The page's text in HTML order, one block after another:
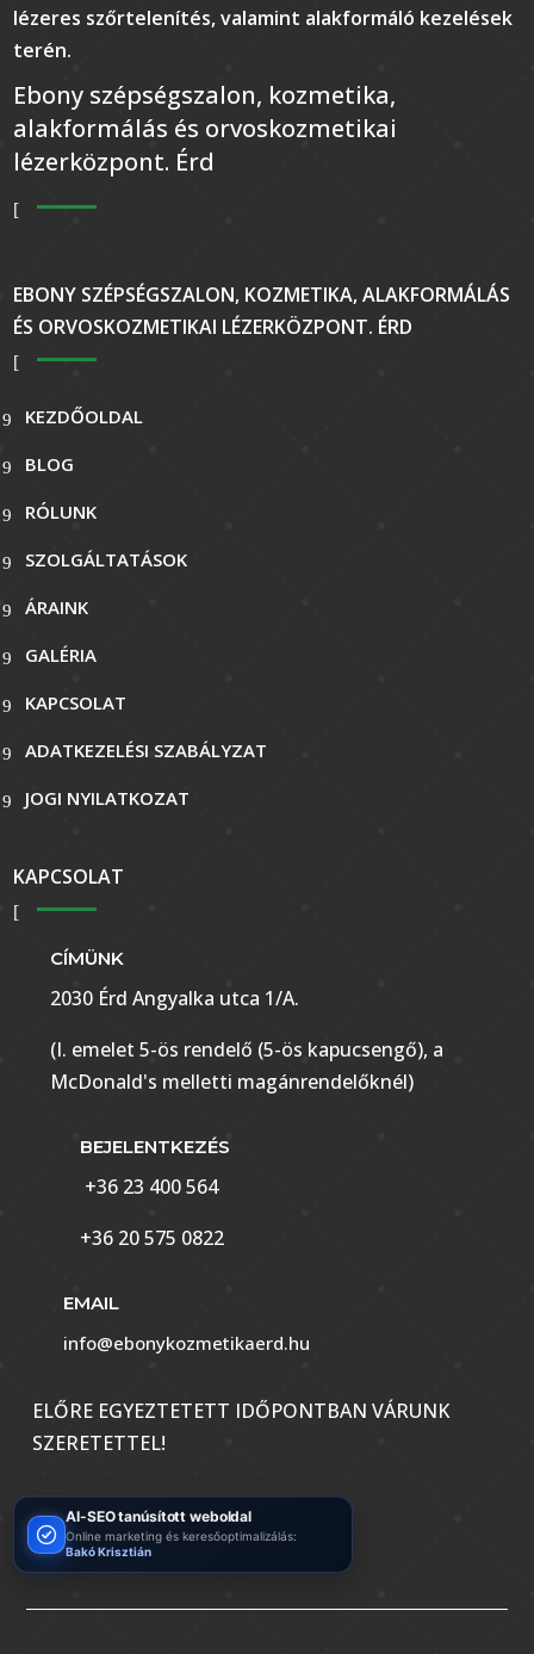
lézeres szőrtelenítés, valamint alakformáló kezelések
terén.
Ebony szépségszalon, kozmetika,
alakformálás és orvoskozmetikai
lézerközpont. Érd
EBONY SZÉPSÉGSZALON, KOZMETIKA, ALAKFORMÁLÁS
ÉS ORVOSKOZMETIKAI LÉZERKÖZPONT. ÉRD
KEZDŐOLDAL
BLOG
RÓLUNK
SZOLGÁLTATÁSOK
ÁRAINK
GALÉRIA
KAPCSOLAT
ADATKEZELÉSI SZABÁLYZAT
JOGI NYILATKOZAT
KAPCSOLAT
CÍMÜNK
2030 Érd Angyalka utca 1/A.
(I. emelet 5-ös rendelő (5-ös kapucsengő), a
McDonald's melletti magánrendelőknél)
BEJELENTKEZÉS
+36 23 400 564
+36 20 575 0822
EMAIL
info@ebonykozmetikaerd.hu
ELŐRE EGYEZTETETT IDŐPONTBAN VÁRUNK
SZERETETTEL!
AI-SEO tanúsított weboldal
Online marketing és keresőoptimalizálás:
Bakó Krisztián